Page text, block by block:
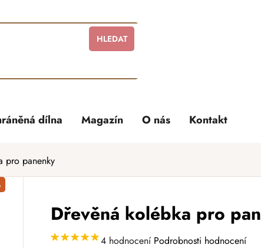
HLEDAT
dílna Magazín O nás Kontakt
pro panenky
Dřevěná kolébka pro
4 hodnocení Podrobnosti hodnocení